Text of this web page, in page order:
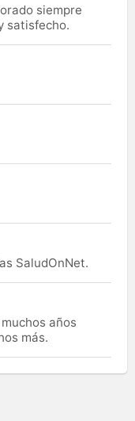
siempre
satisfecho.
SaludOnNet.
años
más.